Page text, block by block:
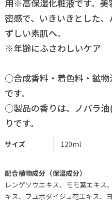
サイズ 120ml
用※高保湿化粧液です。美
密感で、いきいきとした
ずしい素肌へ。
※年齢にふさわしいケア
○合成香料・着色料・鉱
です。
○製品の香りは、ノバラ
りです。
配合植物成分（保湿成分）
レンゲソウエキス、モモ葉エキス
キス、フユボダイジュ花エキス、